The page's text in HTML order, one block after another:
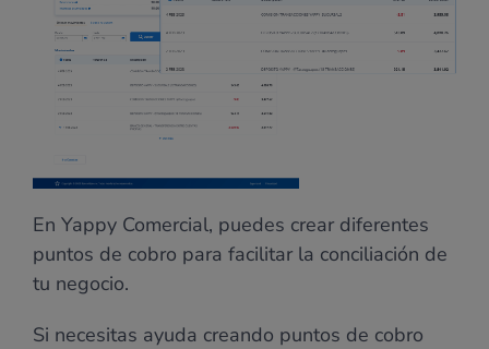
En Yappy Comercial, puedes crear diferentes
puntos de cobro para facilitar la conciliación de
tu negocio.
Si necesitas ayuda creando puntos de cobro